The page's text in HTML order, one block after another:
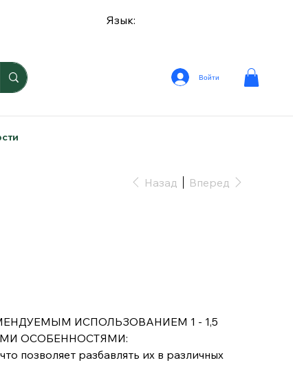
Язык:
Войти
Назад Вперед
ИСПОЛЬЗОВАНИЕМ 1 - 1,5
ОСОБЕННОСТЯМИ:
позволяет разбавлять их в различных